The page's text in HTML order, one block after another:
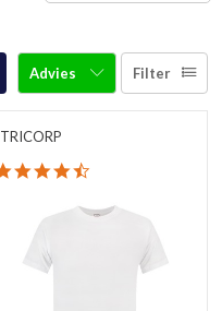
Filter
Advies
TRICORP